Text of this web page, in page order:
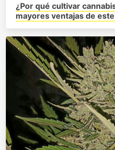
¿Por qué cultivar
mayores ventajas de